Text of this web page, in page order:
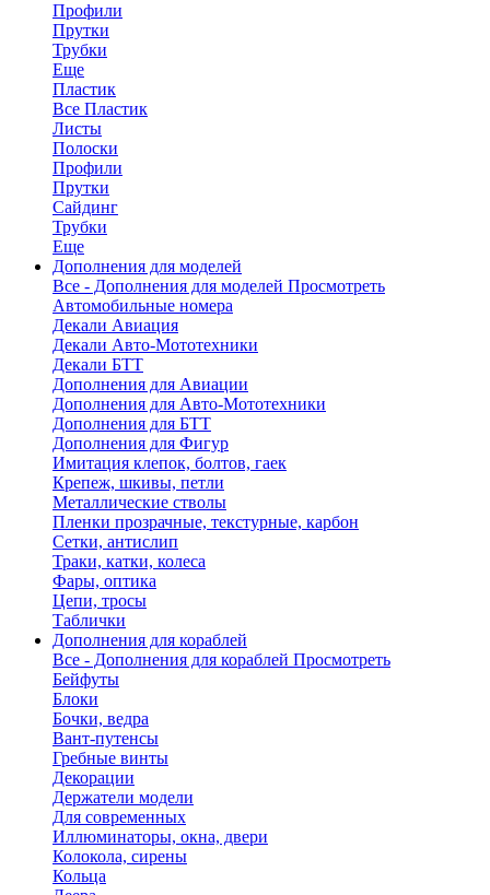
Профили
Прутки
Трубки
Еще
Пластик
Все Пластик
Листы
Полоски
Профили
Прутки
Сайдинг
Трубки
Еще
Дополнения для моделей
Все - Дополнения для моделей Просмотреть
Автомобильные номера
Декали Авиация
Декали Авто-Мототехники
Декали БТТ
Дополнения для Авиации
Дополнения для Авто-Мототехники
Дополнения для БТТ
Дополнения для Фигур
Имитация клепок, болтов, гаек
Крепеж, шкивы, петли
Металлические стволы
Пленки прозрачные, текстурные, карбон
Сетки, антислип
Траки, катки, колеса
Фары, оптика
Цепи, тросы
Таблички
Дополнения для кораблей
Все - Дополнения для кораблей Просмотреть
Бейфуты
Блоки
Бочки, ведра
Вант-путенсы
Гребные винты
Декорации
Держатели модели
Для современных
Иллюминаторы, окна, двери
Колокола, сирены
Кольца